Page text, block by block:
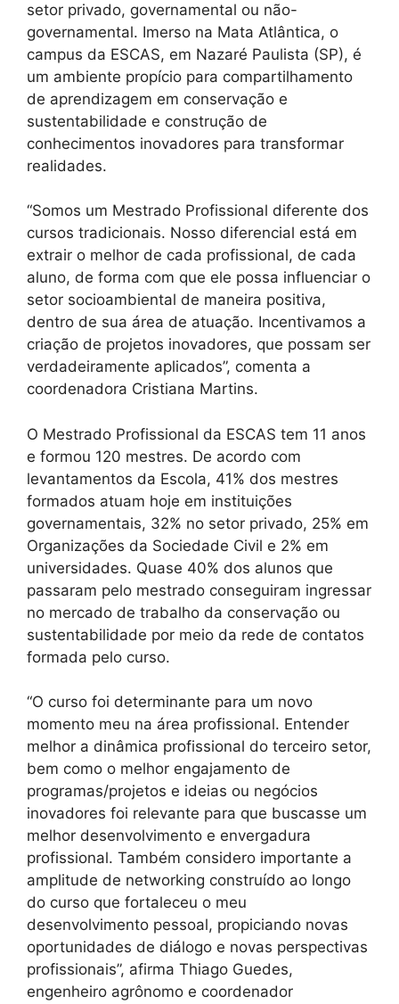
setor privado, governamental ou não-
governamental. Imerso na Mata Atlântica, o
campus da ESCAS, em Nazaré Paulista (SP), é
um ambiente propício para compartilhamento
de aprendizagem em conservação e
sustentabilidade e construção de
conhecimentos inovadores para transformar
realidades.
“Somos um Mestrado Profissional diferente dos
cursos tradicionais. Nosso diferencial está em
extrair o melhor de cada profissional, de cada
aluno, de forma com que ele possa influenciar o
setor socioambiental de maneira positiva,
dentro de sua área de atuação. Incentivamos a
criação de projetos inovadores, que possam ser
verdadeiramente aplicados”, comenta a
coordenadora Cristiana Martins.
O Mestrado Profissional da ESCAS tem 11 anos
e formou 120 mestres. De acordo com
levantamentos da Escola, 41% dos mestres
formados atuam hoje em instituições
governamentais, 32% no setor privado, 25% em
Organizações da Sociedade Civil e 2% em
universidades. Quase 40% dos alunos que
passaram pelo mestrado conseguiram ingressar
no mercado de trabalho da conservação ou
sustentabilidade por meio da rede de contatos
formada pelo curso.
“O curso foi determinante para um novo
momento meu na área profissional. Entender
melhor a dinâmica profissional do terceiro setor,
bem como o melhor engajamento de
programas/projetos e ideias ou negócios
inovadores foi relevante para que buscasse um
melhor desenvolvimento e envergadura
profissional. Também considero importante a
amplitude de networking construído ao longo
do curso que fortaleceu o meu
desenvolvimento pessoal, propiciando novas
oportunidades de diálogo e novas perspectivas
profissionais”, afirma Thiago Guedes,
engenheiro agrônomo e coordenador